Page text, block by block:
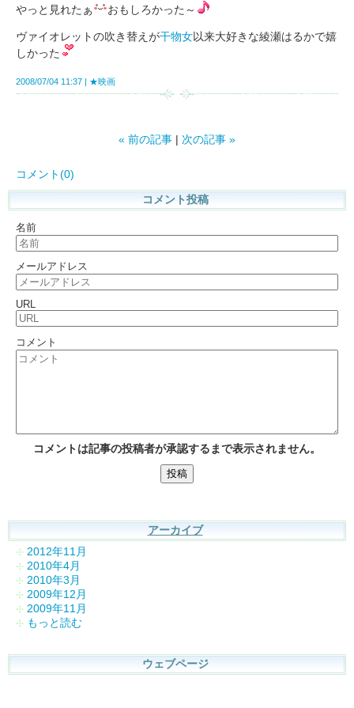
やっと見れたぁ
おもしろかった～
ヴァイオレットの吹き替えが干物女以来大好きな綾瀬はるかで嬉
しかった
2008/07/04 11:37 ★映画
« 前の記事 次の記事 »
コメント(0)
コメント投稿
名前
メールアドレス
URL
コメント
コメントは記事の投稿者が承認するまで表示されません。
アーカイブ
2012年11月
2010年4月
2010年3月
2009年12月
2009年11月
もっと読む
ウェブページ